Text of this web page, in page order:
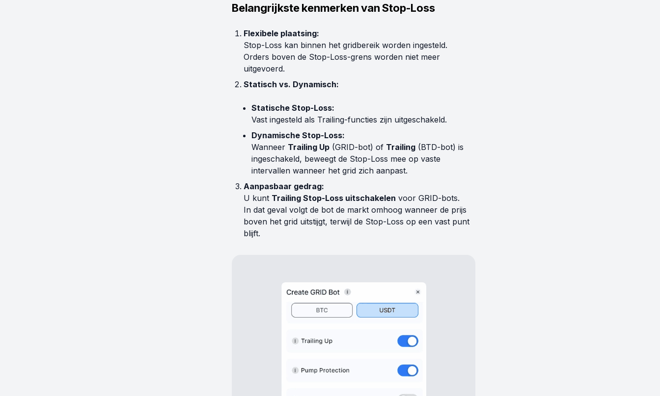
Belangrijkste kenmerken van Stop-Loss
Flexibele plaatsing:
Stop-Loss kan binnen het gridbereik worden ingesteld.
Orders boven de Stop-Loss-grens worden niet meer
uitgevoerd.
Statisch vs. Dynamisch:
Statische Stop-Loss:
Vast ingesteld als Trailing-functies zijn uitgeschakeld.
Dynamische Stop-Loss:
Wanneer Trailing Up (GRID-bot) of Trailing (BTD-bot) is
ingeschakeld, beweegt de Stop-Loss mee op vaste
intervallen wanneer het grid zich aanpast.
Aanpasbaar gedrag:
U kunt Trailing Stop-Loss uitschakelen voor GRID-bots.
In dat geval volgt de bot de markt omhoog wanneer de prijs
boven het grid uitstijgt, terwijl de Stop-Loss op een vast punt
blijft.